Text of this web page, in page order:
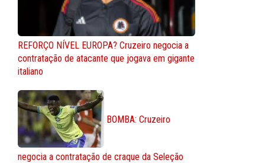
REFORÇO NÍVEL EUROPA? Cruzeiro negocia a
contratação de atacante que jogava em gigante
italiano
BOMBA: Cruzeiro
negocia a contratação de craque da Seleção